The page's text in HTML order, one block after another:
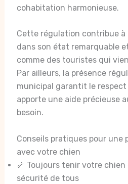
cohabitation harmonieuse.
Cette régulation contribue à
dans son état remarquable
comme des touristes qui
Par ailleurs, la présence
municipal garantit le respect
apporte une aide précieuse
besoin.
Conseils pratiques pour une
avec votre chien
🦴 Toujours tenir votre chien
sécurité de tous